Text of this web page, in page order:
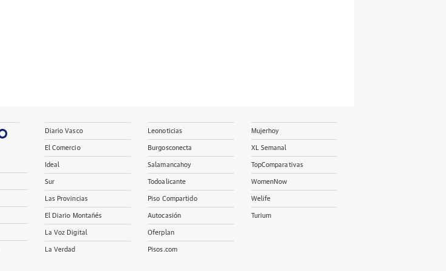
Diario Vasco
El Comercio
Ideal
Sur
Las Provincias
El Diario Montañés
La Voz Digital
La Verdad
Leonoticias
Burgosconecta
Salamancahoy
Todoalicante
Piso Compartido
Autocasión
Oferplan
Pisos.com
Mujerhoy
XL Semanal
TopComparativas
WomenNow
Welife
Turium